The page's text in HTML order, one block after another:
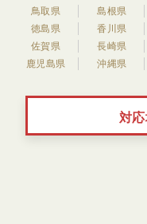
鳥取県
島根県
徳島県
香川県
佐賀県
長崎県
鹿児島県
沖縄県
対